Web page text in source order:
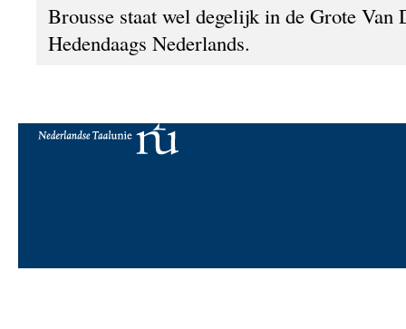
Brousse staat wel degelijk in de Grote Van
Hedendaags Nederlands.